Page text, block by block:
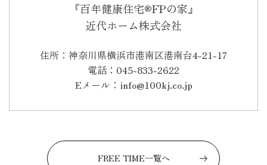
『百年健康住宅®FPの家』
近代ホーム株式会社
住所：神奈川県横浜市港南区港南台4-21-17
電話：045-833-2622
Eメール：info@100kj.co.jp
FREE TIME一覧へ